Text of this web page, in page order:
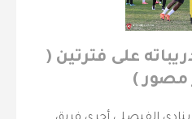
على فترتين (
مصور )